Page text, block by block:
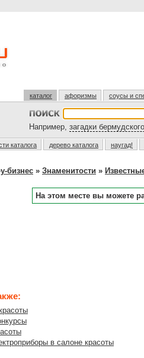
каталог афоризмы соусы и
Например, загадки
каталога дерево каталога наугад!
бизнес » Знаменитости »
На этом месте вы можете
в салоне красоты